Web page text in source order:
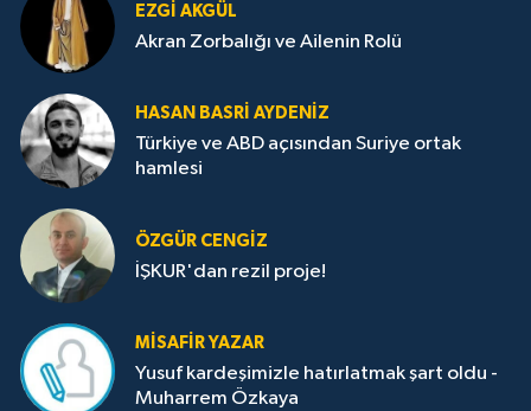
EZGI AKGÜL
Akran Zorbalığı ve Ailenin Rolü
HASAN BASRI AYDENIZ
Türkiye ve ABD açısından Suriye ortak
hamlesi
ÖZGÜR CENGIZ
İŞKUR'dan rezil proje!
MISAFIR YAZAR
Yusuf kardeşimizle hatırlatmak şart oldu -
Muharrem Özkaya